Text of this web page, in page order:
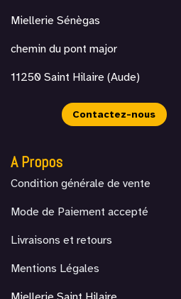
Miellerie Sénègas
chemin du pont major
11250 Saint Hilaire (Aude)
Contacte​z-nous​​​​
A Propos
Condition générale de vente
Mode de Paiement accepté
Livraisons et retours
Mentions Légales